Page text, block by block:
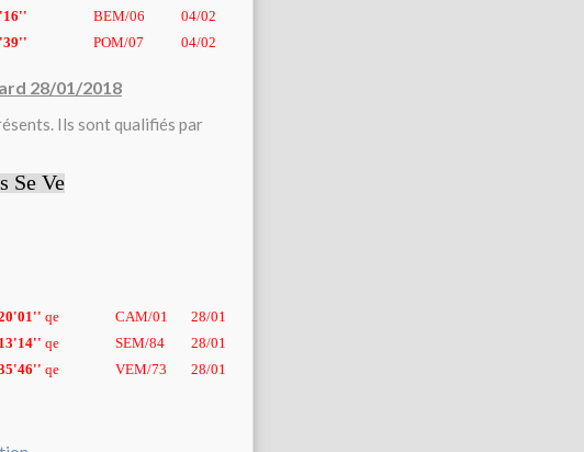
BEM/06
04/02
POM/07 04/02
28/01/2018
Ils sont qualifiés par
Se Ve
qe CAM/01
28/01
13'14'' qe SEM/84
28/01
qe VEM/73 28/01